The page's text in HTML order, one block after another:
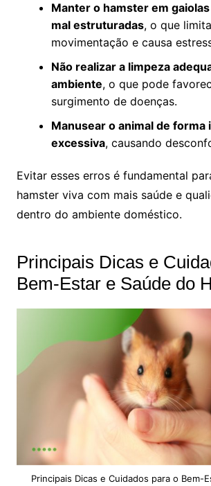
Manter o hamster em
mal estruturadas, o que
movimentação e causa
Não realizar a limpeza
ambiente, o que pode
surgimento de doenças.
Manusear o animal de forma
excessiva, causando
Evitar esses erros é fundamental
hamster viva com mais saúde e
dentro do ambiente doméstico.
Principais Dicas e
Bem-Estar e Saúde do
Principais Dicas e Cuidados para o Bem-